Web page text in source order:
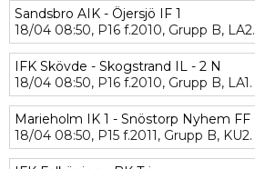
Sandsbro AIK - Öjersjö IF 1
18/04 08:50, P16 f.2010, Grupp B, LA2.
IFK Skövde - Skogstrand IL - 2 N
18/04 08:50, P16 f.2010, Grupp B, LA1.
Marieholm IK 1 - Snöstorp Nyhem FF
18/04 08:50, P15 f.2011, Grupp B, KU2.